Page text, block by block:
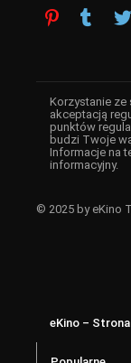
Korzystanie ze
akceptacją
punktów
budzi Twoje
Informacje na
informacyjny.
© 2025 by eKino
eKino – Strona